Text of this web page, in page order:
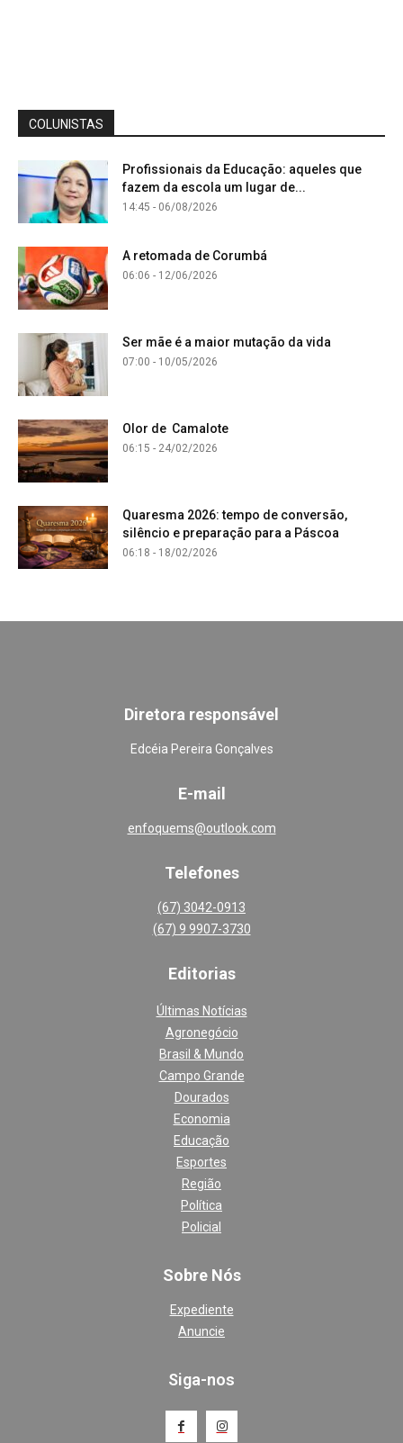
COLUNISTAS
Profissionais da Educação: aqueles que
fazem da escola um lugar de...
14:45 - 06/08/2026
A retomada de Corumbá
06:06 - 12/06/2026
Ser mãe é a maior mutação da vida
07:00 - 10/05/2026
Olor de Camalote
06:15 - 24/02/2026
Quaresma 2026: tempo de conversão,
silêncio e preparação para a Páscoa
06:18 - 18/02/2026
Diretora responsável
Edcéia Pereira Gonçalves
E-mail
enfoquems@outlook.com
Telefones
(67) 3042-0913
(67) 9 9907-3730
Editorias
Últimas Notícias
Agronegócio
Brasil & Mundo
Campo Grande
Dourados
Economia
Educação
Esportes
Região
Política
Policial
Sobre Nós
Expediente
Anuncie
Siga-nos